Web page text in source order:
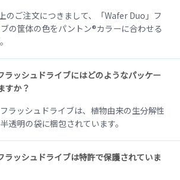
のご注文につきまして、「Wafer Duo」フ
の筐体の色をパントン®カラーに合わせる
ラッシュドライブにはどのようなパッケー
すか？
ラッシュドライブは、植物由来の生分解性
透明の袋に梱包されています。
ラッシュドライブは特許で保護されていま